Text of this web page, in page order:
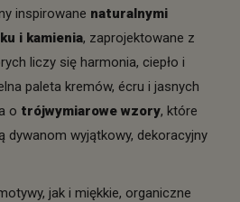
inspirowane naturalnymi
i kamienia, zaprojektowane z
liczy się harmonia, ciepło i
paleta kremów, écru i jasnych
o trójwymiarowe wzory, które
dywanom wyjątkowy, dekoracyjny
jak i miękkie, organiczne